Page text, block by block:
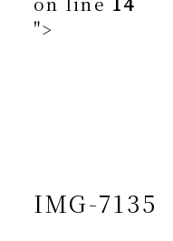
">
IMG-7135